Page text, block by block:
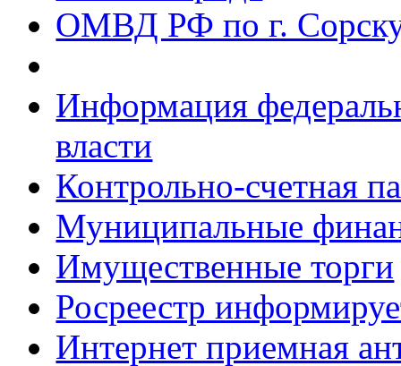
ОМВД РФ по г.
Информация
власти
Контрольно-счетная
Муниципальные
Имущественные торги
Росреестр
Интернет приемная